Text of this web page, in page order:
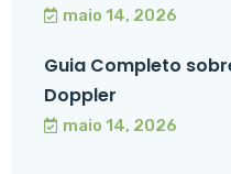
maio 14, 2026
Guia Completo
Doppler
maio 14, 2026